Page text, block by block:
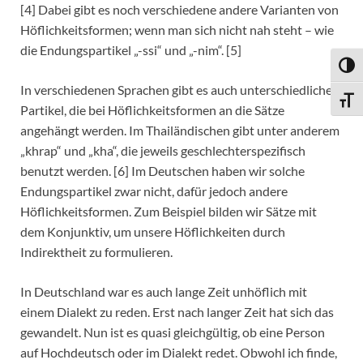
[4] Dabei gibt es noch verschiedene andere Varianten von
Höflichkeitsformen; wenn man sich nicht nah steht – wie
die Endungspartikel „-ssi“ und „-nim“. [5]
In verschiedenen Sprachen gibt es auch unterschiedliche
Partikel, die bei Höflichkeitsformen an die Sätze
angehängt werden. Im Thailändischen gibt unter anderem
„khrap“ und „kha“, die jeweils geschlechterspezifisch
benutzt werden. [6] Im Deutschen haben wir solche
Endungspartikel zwar nicht, dafür jedoch andere
Höflichkeitsformen. Zum Beispiel bilden wir Sätze mit
dem Konjunktiv, um unsere Höflichkeiten durch
Indirektheit zu formulieren.
In Deutschland war es auch lange Zeit unhöflich mit
einem Dialekt zu reden. Erst nach langer Zeit hat sich das
gewandelt. Nun ist es quasi gleichgültig, ob eine Person
auf Hochdeutsch oder im Dialekt redet. Obwohl ich finde,